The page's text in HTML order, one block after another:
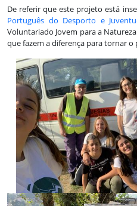
De referir que este projeto está
Português do Desporto e
Voluntariado Jovem para a
que fazem a diferença para tornar o